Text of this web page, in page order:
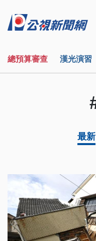
總預算審查 漢光演習
最新